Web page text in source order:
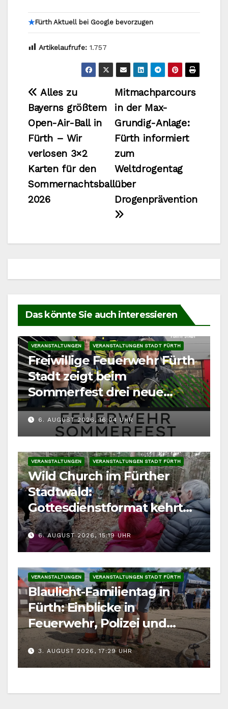
★Fürth Aktuell bei Google bevorzugen
Artikelaufrufe: 1.757
Beitragsnavigation
Mitmachparcours
in der Max-
Grundig-Anlage:
Fürth informiert
zum
Weltdrogentag
über
Drogenprävention
Alles zu
Bayerns größtem
Open-Air-Ball in
Fürth – Wir
verlosen 3×2
Karten für den
Sommernachtsball
2026
Das könnte Sie auch interessieren
VERANSTALTUNGEN VERANSTALTUNGEN STADT FÜRTH
Freiwillige Feuerwehr Fürth
Stadt zeigt beim
Sommerfest drei neue
Fahrzeuge
6. AUGUST 2026, 16:04 UHR
VERANSTALTUNGEN VERANSTALTUNGEN STADT FÜRTH
Wild Church im Fürther
Stadtwald:
Gottesdienstformat kehrt
im August zurück
6. AUGUST 2026, 15:19 UHR
VERANSTALTUNGEN VERANSTALTUNGEN STADT FÜRTH
Blaulicht-Familientag in
Fürth: Einblicke in
Feuerwehr, Polizei und
Rettungsdienst
3. AUGUST 2026, 17:29 UHR